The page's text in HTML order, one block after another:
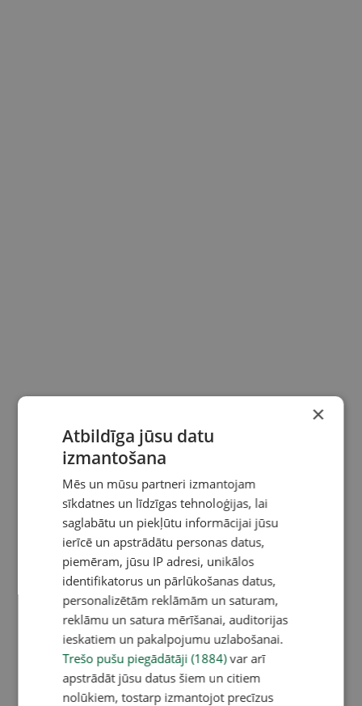
×
Atbildīga jūsu datu
izmantošana
Mēs un mūsu partneri izmantojam
sīkdatnes un līdzīgas tehnoloģijas, lai
saglabātu un piekļūtu informācijai jūsu
ierīcē un apstrādātu personas datus,
piemēram, jūsu IP adresi, unikālos
identifikatorus un pārlūkošanas datus,
personalizētām reklāmām un saturam,
reklāmu un satura mērīšanai, auditorijas
ieskatiem un pakalpojumu uzlabošanai.
Trešo pušu piegādātāji (1884)var arī
apstrādāt jūsu datus šiem un citiem
nolūkiem, tostarp izmantojot precīzus